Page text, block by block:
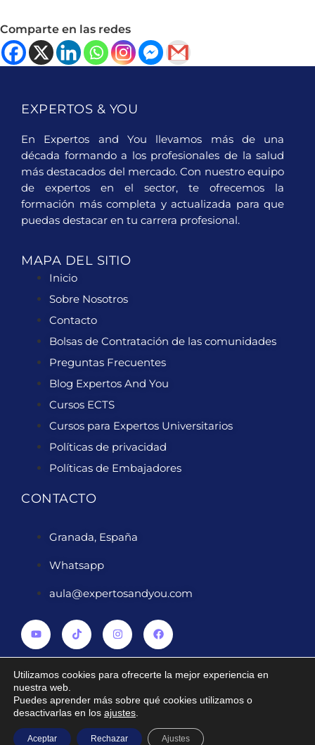
Comparte en las redes
EXPERTOS & YOU
En Expertos and You llevamos más de una
década formando a los profesionales de la salud
más destacados del mercado. Con nuestro equipo
de expertos en el sector, te ofrecemos la
formación más completa y actualizada para que
puedas destacar en tu carrera profesional.
MAPA DEL SITIO
Inicio
Sobre Nosotros
Contacto
Bolsas de Contratación de las comunidades
Preguntas Frecuentes
Blog Expertos And You
Cursos ECTS
Cursos para Expertos Universitarios
Políticas de privacidad
Políticas de Embajadores
CONTACTO
Granada, España
Whatsapp
aula@expertosandyou.com
2024 ® Derechos reservados Expertosandyou.com
Diseñado por PuroWebDesign
Utilizamos cookies para ofrecerte la mejor experiencia en
nuestra web.
Puedes aprender más sobre qué cookies utilizamos o
desactivarlas en los ajustes
Aceptar Rechazar Ajustes